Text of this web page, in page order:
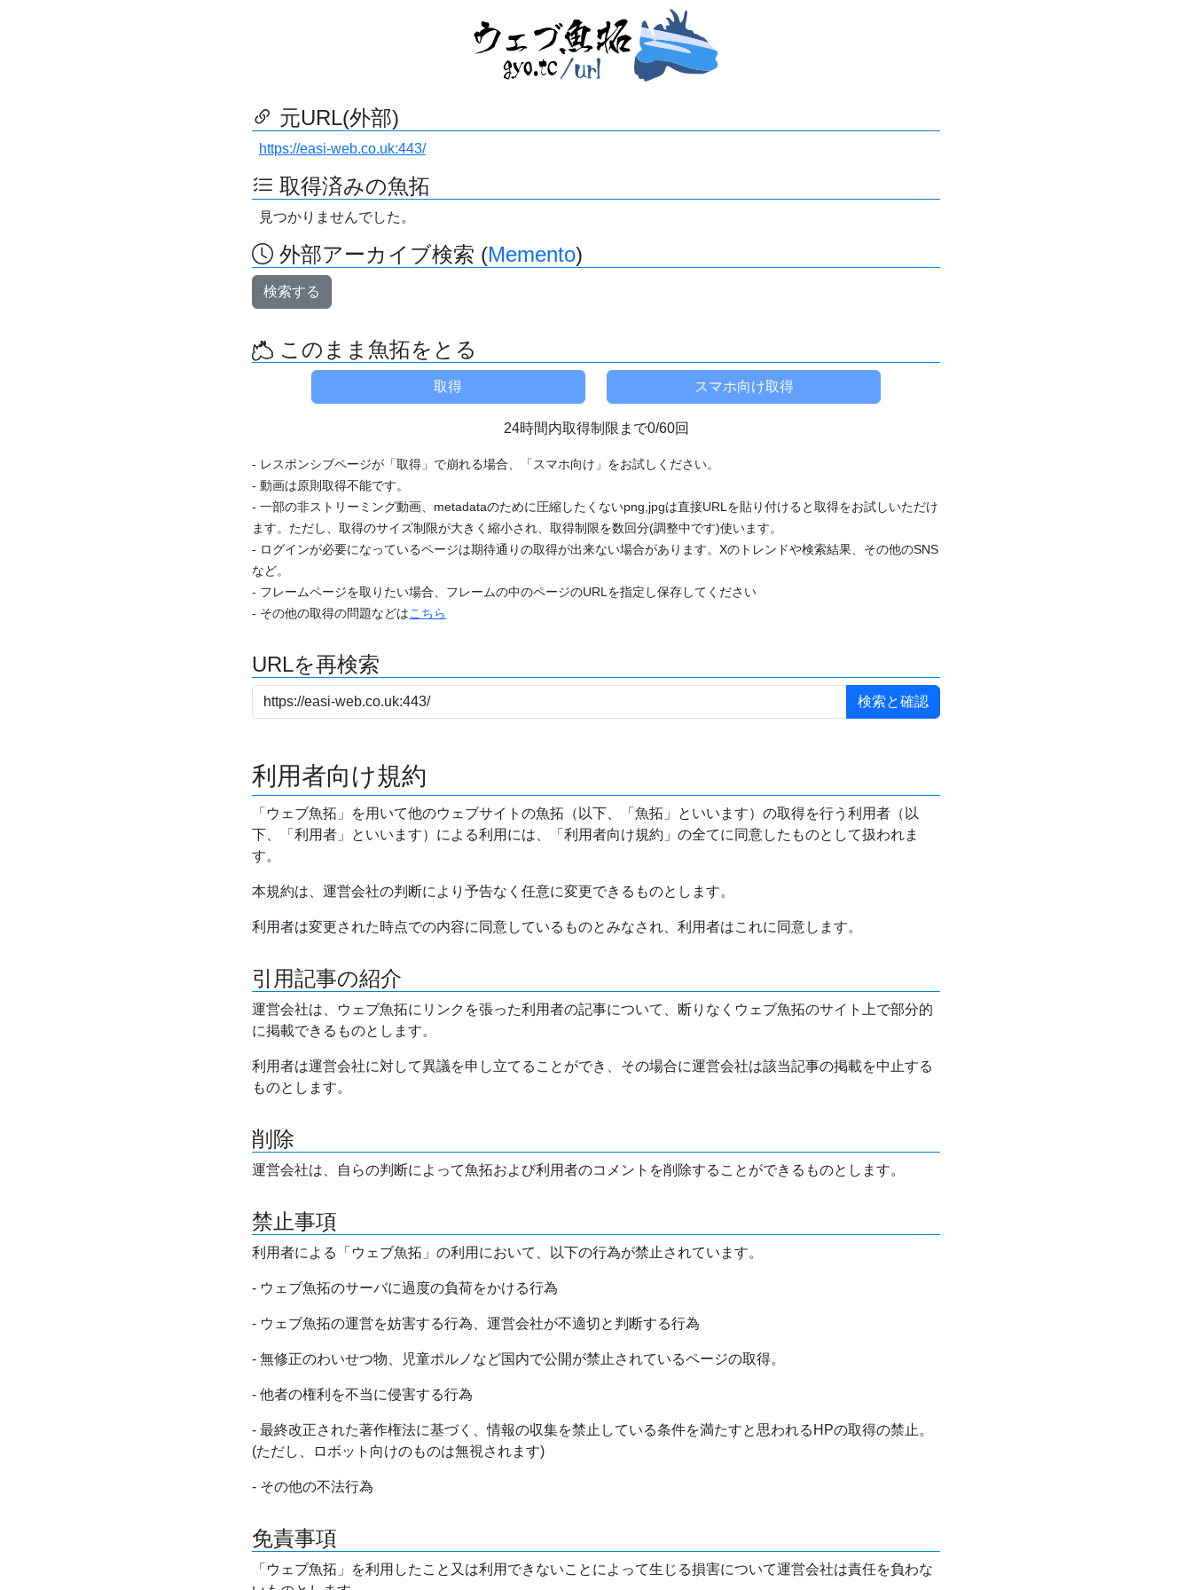
元URL(外部)
https://easi-web.co.uk:443/
取得済みの魚拓
見つかりませんでした。
外部アーカイブ検索 (Memento)
検索する
このまま魚拓をとる
24時間内取得制限まで0/60回
- レスポンシブページが「取得」で崩れる場合、「スマホ向け」をお試しください。
- 動画は原則取得不能です。
- 一部の非ストリーミング動画、metadataのために圧縮したくないpng,jpgは直接URLを貼り付けると取得をお試しいただけ
ます。ただし、取得のサイズ制限が大きく縮小され、取得制限を数回分(調整中です)使います。
- ログインが必要になっているページは期待通りの取得が出来ない場合があります。Xのトレンドや検索結果、その他のSNS
など。
- フレームページを取りたい場合、フレームの中のページのURLを指定し保存してください
- その他の取得の問題などはこちら
URLを再検索
利用者向け規約
「ウェブ魚拓」を用いて他のウェブサイトの魚拓（以下、「魚拓」といいます）の取得を行う利用者（以
下、「利用者」といいます）による利用には、「利用者向け規約」の全てに同意したものとして扱われま
す。
本規約は、運営会社の判断により予告なく任意に変更できるものとします。
利用者は変更された時点での内容に同意しているものとみなされ、利用者はこれに同意します。
引用記事の紹介
運営会社は、ウェブ魚拓にリンクを張った利用者の記事について、断りなくウェブ魚拓のサイト上で部分的
に掲載できるものとします。
利用者は運営会社に対して異議を申し立てることができ、その場合に運営会社は該当記事の掲載を中止する
ものとします。
削除
運営会社は、自らの判断によって魚拓および利用者のコメントを削除することができるものとします。
禁止事項
利用者による「ウェブ魚拓」の利用において、以下の行為が禁止されています。
- ウェブ魚拓のサーバに過度の負荷をかける行為
- ウェブ魚拓の運営を妨害する行為、運営会社が不適切と判断する行為
- 無修正のわいせつ物、児童ポルノなど国内で公開が禁止されているページの取得。
- 他者の権利を不当に侵害する行為
- 最終改正された著作権法に基づく、情報の収集を禁止している条件を満たすと思われるHPの取得の禁止。
(ただし、ロボット向けのものは無視されます)
- その他の不法行為
免責事項
「ウェブ魚拓」を利用したこと又は利用できないことによって生じる損害について運営会社は責任を負わな